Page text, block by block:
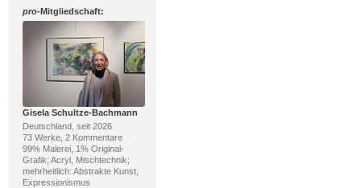
pro-Mitgliedschaft:
Gisela Schultze-Bachmann
Deutschland, seit 2026
73 Werke, 2 Kommentare
99% Malerei, 1% Original-
Grafik; Acryl, Mischtechnik;
mehrheitlich: Abstrakte Kunst,
Expressionismus